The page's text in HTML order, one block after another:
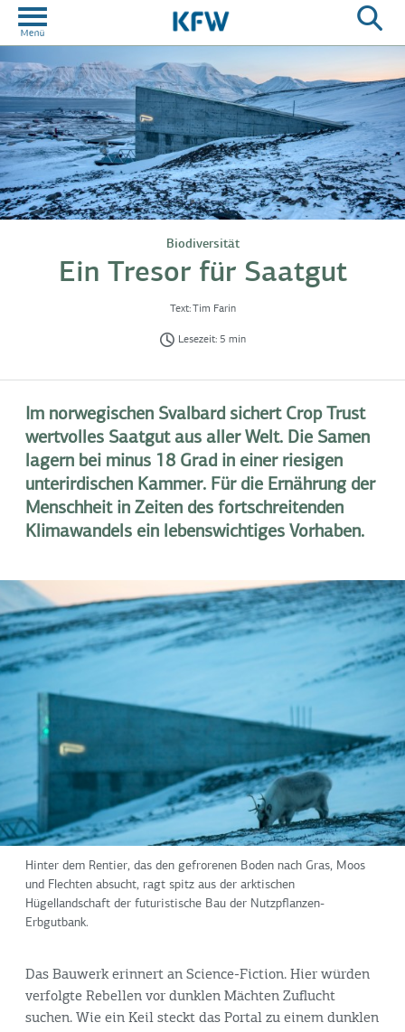
Biodiversität
Ein Tresor für Saatgut
Text: Tim Farin
Lesezeit: 5 min
Im norwegischen Svalbard sichert Crop Trust
wertvolles Saatgut aus aller Welt. Die Samen
lagern bei minus 18 Grad in einer riesigen
unterirdischen Kammer. Für die Ernährung der
Menschheit in Zeiten des fortschreitenden
Klimawandels ein lebenswichtiges Vorhaben.
Hinter dem Rentier, das den gefrorenen Boden nach Gras, Moos
und Flechten absucht, ragt spitz aus der arktischen
Hügellandschaft der futuristische Bau der Nutzpflanzen-
Erbgutbank.
Das Bauwerk erinnert an Science-Fiction. Hier würden
verfolgte Rebellen vor dunklen Mächten Zuflucht
suchen. Wie ein Keil steckt das Portal zu einem dunklen